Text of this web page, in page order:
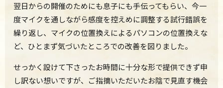
翌日からの開催のためにも息子にも手伝ってもらい、今一
度マイクを通しながら感度を控えめに調整する試行錯誤を
繰り返し、マイクの位置換えによるパソコンの位置換えな
ど、ひとまず気づいたところでの改善を図りました。
せっかく設けて下さったお時間に十分な形で提供できず申
し訳ない想いですが、ご指摘いただいたお陰で見直す機会